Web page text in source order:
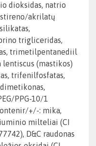
dioksidas, natrio
akrilatų
trigliceridas,
trimetilpentanediil
lentiscus (mastikos)
trifenilfosfatas,
PPG-10/1
+/-: mika,
milteliai (CI
D&C raudonas